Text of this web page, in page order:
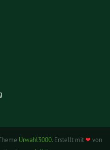
Urwahl3000. Erstellt mit❤ von